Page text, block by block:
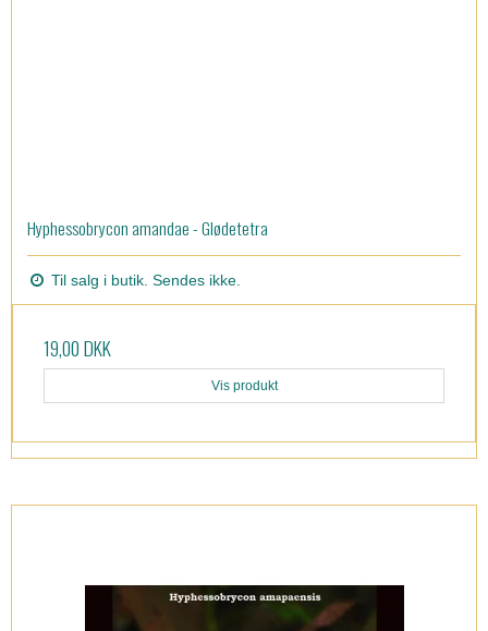
Hyphessobrycon amandae - Glødetetra
Til salg i butik. Sendes ikke.
19,00 DKK
Vis produkt